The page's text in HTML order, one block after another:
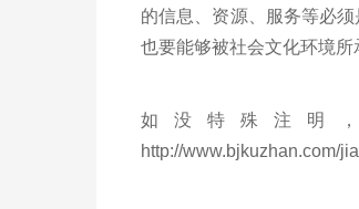
的信息、资源、服务等必
也要能够被社会文化环境所
如没特殊注明
http://www.bjkuzhan.com/